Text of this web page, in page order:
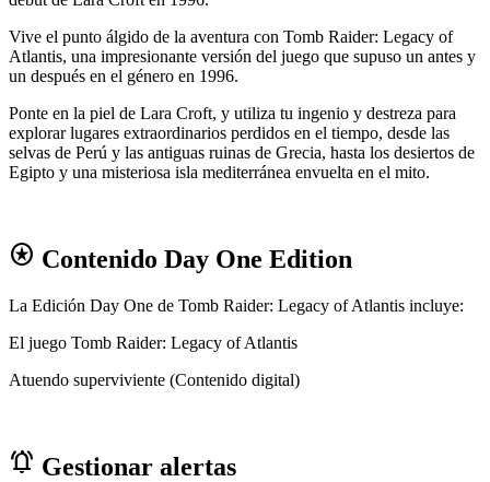
Vive el punto álgido de la aventura con Tomb Raider: Legacy of
Atlantis, una impresionante versión del juego que supuso un antes y
un después en el género en 1996.
Ponte en la piel de Lara Croft, y utiliza tu ingenio y destreza para
explorar lugares extraordinarios perdidos en el tiempo, desde las
selvas de Perú y las antiguas ruinas de Grecia, hasta los desiertos de
Egipto y una misteriosa isla mediterránea envuelta en el mito.
stars Contenido Day One Edition
La Edición Day One de Tomb Raider: Legacy of Atlantis incluye:
El juego Tomb Raider: Legacy of Atlantis
Atuendo superviviente (Contenido digital)
notifications_active Gestionar alertas